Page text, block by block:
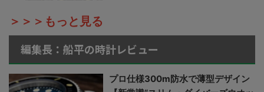
＞＞＞もっと見る
編集長：船平の時計レビュー
プロ仕様300m防水で薄型デザイン